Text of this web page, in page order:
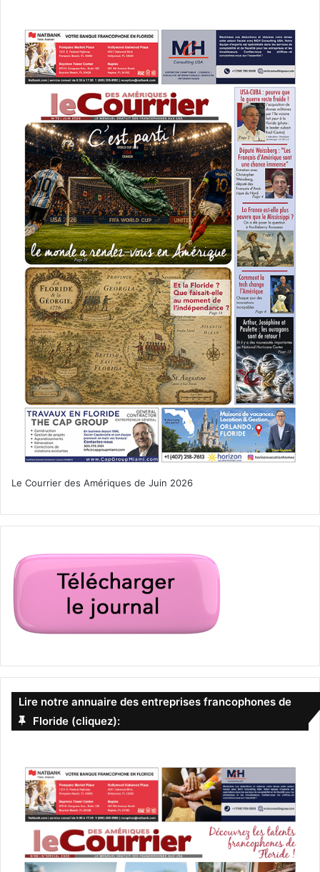
associations de propriétaires
augmentation Floride frais
Hoa HomeOwners' Associations
Le Courrier des Amériques de Juin 2026
Lire notre annuaire des entreprises francophones de
Floride (cliquez):